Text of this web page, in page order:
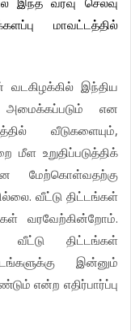
இந்த வரவு
செலவு
மாவட்டத்தில்
வடகிழக்கில் இந்திய
அமைக்கப்படும்
என
வீடுகளையும்,
மீள உறுதிப்படுத்திக்
மேற்கொள்வதற்கு
.வீட்டு திட்டங்கள்
வரவேற்கின்றோம்.
வீட்டு
திட்டங்கள்
இன்னும்
என்ற எதிர்பார்ப்பு